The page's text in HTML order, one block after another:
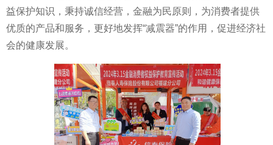
益保护知识，秉持诚信经营， 金融为民原则，为消费者提供
优质的产品和服务，更好地发挥“减震器”的作用，促进经济社
会的健康发展。